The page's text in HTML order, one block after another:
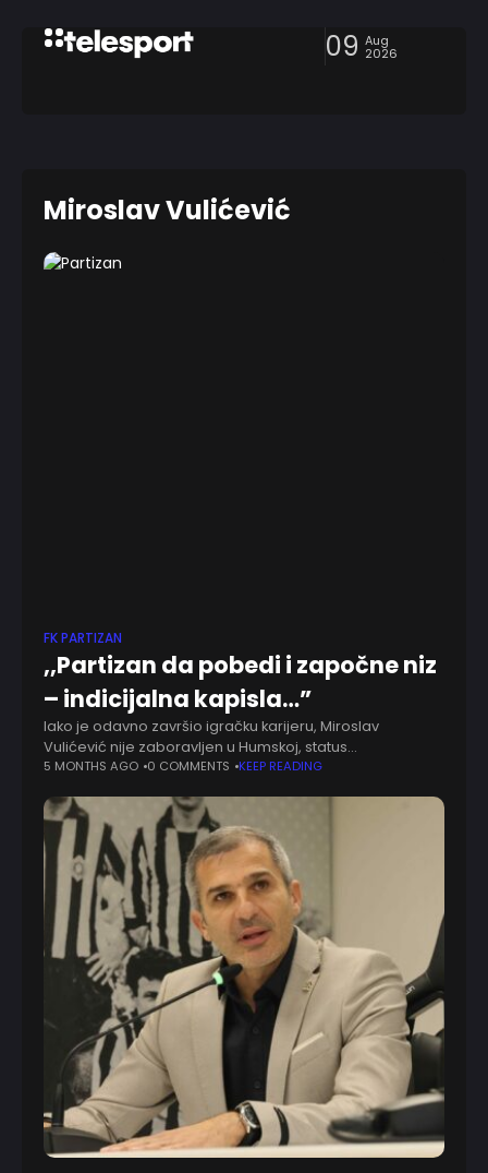
09 Aug
2026
Miroslav Vulićević
FK PARTIZAN
,,Partizan da pobedi i započne niz
– indicijalna kapisla…”
Iako je odavno završio igračku karijeru, Miroslav
Vulićević nije zaboravljen u Humskoj, status
zaboravljenog nema ni u Novom Sadu. Ruku na srce,
5 MONTHS AGO 0 COMMENTS KEEP READING